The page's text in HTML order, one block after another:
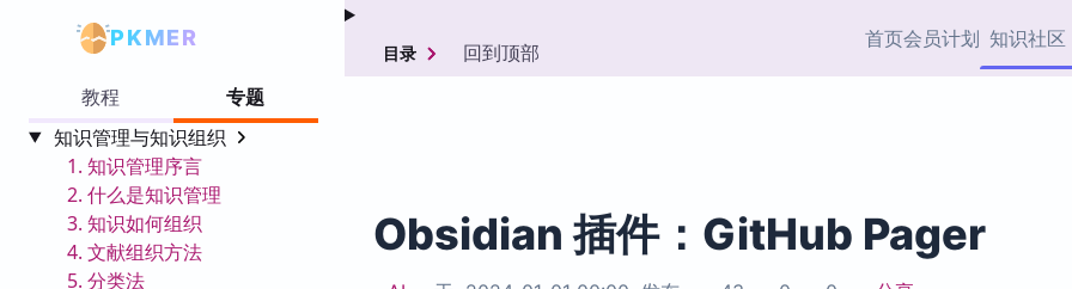
PKMER 首页会员计划 知识社区
协作者
载
教程
专题
知识管理与知识组织
1. 知识管理序言
2. 什么是知识管理
3. 知识如何组织
4. 文献组织方法
5. 分类法
目录 回到顶部
Obsidian 插件：GitHub Pager